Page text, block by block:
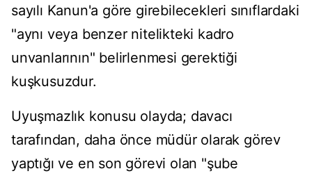
sayılı Kanun'a göre girebilecekleri sınıflardaki
"aynı veya benzer nitelikteki kadro
unvanlarının" belirlenmesi gerektiği
kuşkusuzdur.
Uyuşmazlık konusu olayda; davacı
tarafından, daha önce müdür olarak görev
yaptığı ve en son görevi olan "şube